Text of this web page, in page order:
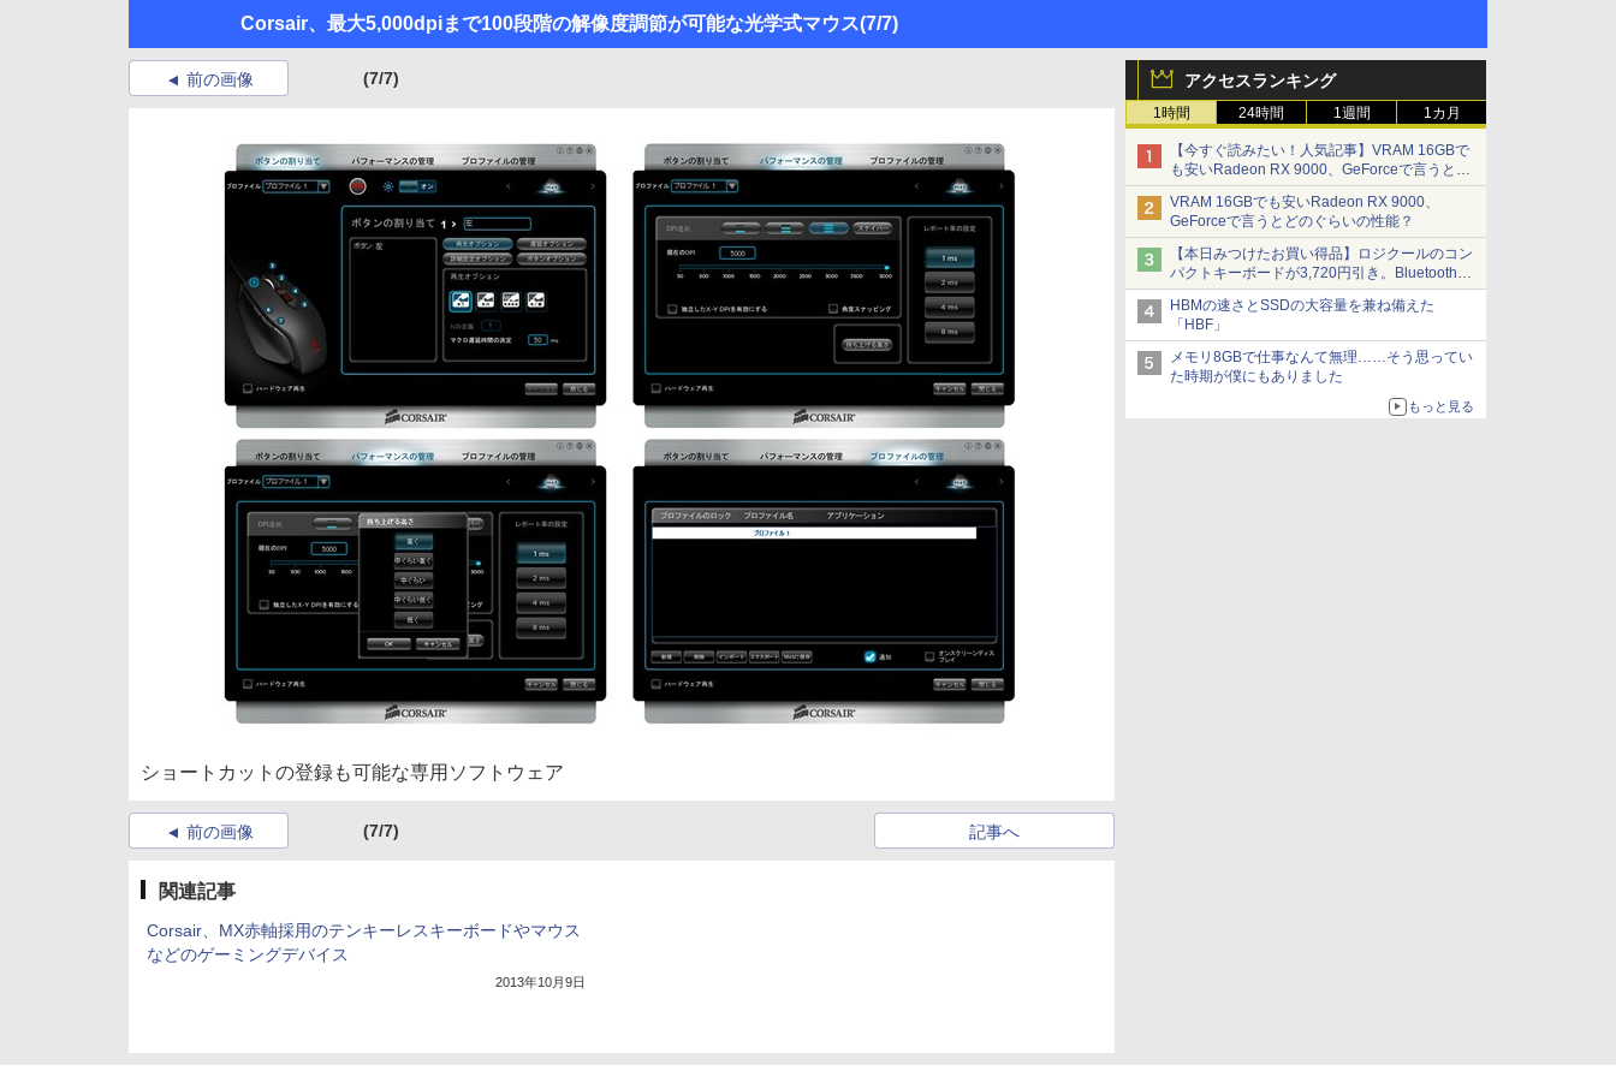
Corsair、最大5,000dpiまで100段階の解像度調節が可能な光学式マウス(7/7)
アクセスランキング
1時間 24時間 1週間 1カ月
【今すぐ読みたい！人気記事】VRAM 16GBで
も安いRadeon RX 9000、GeForceで言うとど
のぐらいの性能？ - PC Watch
VRAM 16GBでも安いRadeon RX 9000、
GeForceで言うとどのぐらいの性能？
【本日みつけたお買い得品】ロジクールのコン
パクトキーボードが3,720円引き。Bluetoothで3
台接続対応
HBMの速さとSSDの大容量を兼ね備えた
「HBF」
メモリ8GBで仕事なんて無理……そう思ってい
た時期が僕にもありました
もっと見る
前の画像 (7/7)
ショートカットの登録も可能な専用ソフトウェア
前の画像 (7/7) 記事へ
関連記事
Corsair、MX赤軸採用のテンキーレスキーボードやマウス
などのゲーミングデバイス
2013年10月9日